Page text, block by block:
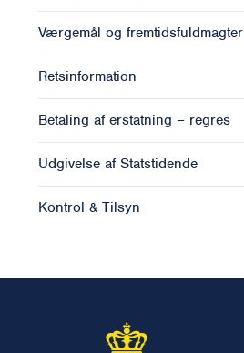
Værgemål og fremtidsfuldmagter
Retsinformation
Betaling af erstatning – regres
Udgivelse af Statstidende
Kontrol & Tilsyn